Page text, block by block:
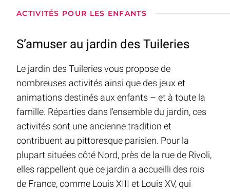
ACTIVITÉS POUR LES ENFANTS
S’amuser au jardin des Tuileries
Le jardin des Tuileries vous propose de
nombreuses activités ainsi que des jeux et
animations destinés aux enfants – et à toute la
famille. Réparties dans l'ensemble du jardin, ces
activités sont une ancienne tradition et
contribuent au pittoresque parisien. Pour la
plupart situées côté Nord, près de la rue de Rivoli,
elles rappellent que ce jardin a accueilli des rois
de France, comme Louis XIII et Louis XV, qui